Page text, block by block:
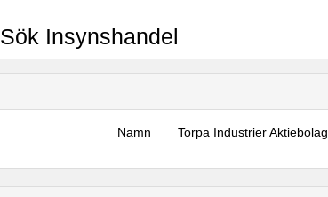
Sök Insynshandel
Namn Torpa Industrier Aktiebolag